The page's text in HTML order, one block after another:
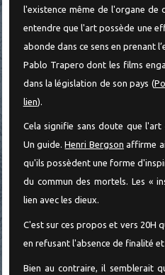
l'existence même de l'organe de
entendre que l'art possède une
abonde dans ce sens en prenant
Pablo Trapero dont les films
dans la législation de son pays (
lien).
Cela signifie sans doute que
Un guide.Henri Bergson affirme
qu'ils possèdent une forme
du commun des mortels. Les «
lien avec les dieux.
C'est sur ces propos et vers 20H
en refusant l'absence de finalité
Bien au contraire, il semblerait